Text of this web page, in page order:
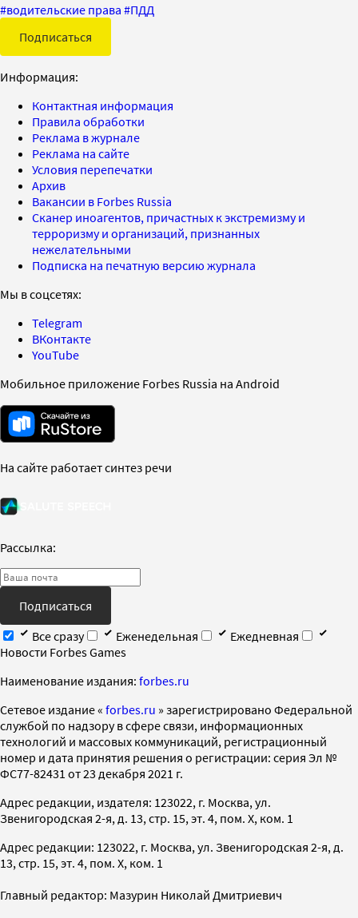
#водительские права #ПДД
Подписаться
Информация:
Контактная информация
Правила обработки
Реклама в журнале
Реклама на сайте
Условия перепечатки
Архив
Вакансии в Forbes Russia
Сканер иноагентов, причастных к экстремизму и
терроризму и организаций, признанных
нежелательными
Подписка на печатную версию журнала
Мы в соцсетях:
Telegram
ВКонтакте
YouTube
Мобильное приложение Forbes Russia на Android
На сайте работает синтез речи
Рассылка:
Подписаться
Все сразу
Еженедельная
Ежедневная
Новости Forbes Games
Наименование издания: forbes.ru
Cетевое издание « forbes.ru » зарегистрировано Федеральной
службой по надзору в сфере связи, информационных
технологий и массовых коммуникаций, регистрационный
номер и дата принятия решения о регистрации: серия Эл №
ФС77-82431 от 23 декабря 2021 г.
Адрес редакции, издателя: 123022, г. Москва, ул.
Звенигородская 2-я, д. 13, стр. 15, эт. 4, пом. X, ком. 1
Адрес редакции: 123022, г. Москва, ул. Звенигородская 2-я, д.
13, стр. 15, эт. 4, пом. X, ком. 1
Главный редактор: Мазурин Николай Дмитриевич